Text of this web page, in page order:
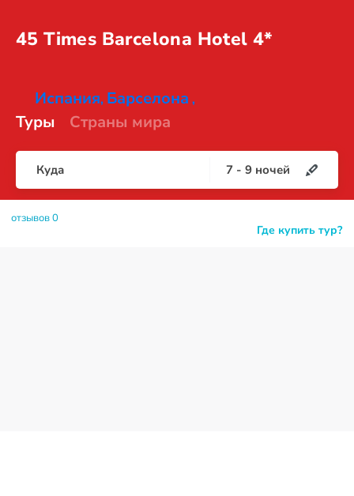
45 Times Barcelona Hotel 4*
Испания, Барселона ,
Туры Страны мира
Куда 7 - 9 ночей
Где купить тур?
отзывов 0